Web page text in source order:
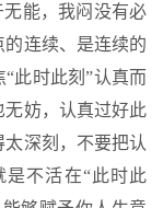
无能，我闷没有必
连续、是连续的
此时此刻”认真而
妨，认真过好此
深刻，不要把认
是不活在“此时此